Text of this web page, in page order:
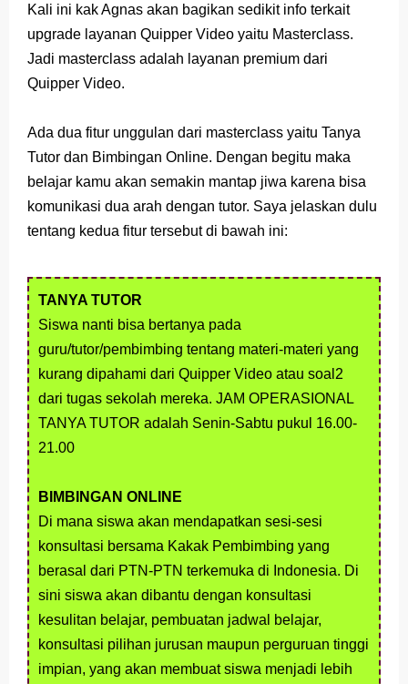
Pembahasan Soal OSN-K Geografi 2025 No 1-5
Bocoran 150 Bank Soal Dasar OSN Geografi 2026 Part 1 [Wajib Baca]
Bencana Banjir Bandang di Sumatra Salah Manusia
Gratis, Pre Test Online Calon Pejuang OSN Geografi 2026
50 Latihan Prediksi Soal TKA Sosiologi 2025 + Kunci
Prediksi Soal TKA Geografi Topik Konsep Geografi + Kunci
Ebook Prediksi 150 Soal TKA Geografi 2025 + Kunci Jawaban
3 Jurus Sakti Menaklukkan Soal TKA Geografi [Wajib Baca]
Menjadi Pengajar Jaman Sekarang Makin Berat
Sunday, 9 August
Kali ini kak Agnas akan bagikan sedikit info terkait
upgrade layanan Quipper Video yaitu Masterclass.
Jadi masterclass adalah layanan premium dari
Quipper Video.
Ada dua fitur unggulan dari masterclass yaitu Tanya
Tutor dan Bimbingan Online. Dengan begitu maka
belajar kamu akan semakin mantap jiwa karena bisa
komunikasi dua arah dengan tutor. Saya jelaskan dulu
tentang kedua fitur tersebut di bawah ini:
TANYA TUTOR
Siswa nanti bisa bertanya pada
guru/tutor/pembimbing tentang materi-materi yang
kurang dipahami dari Quipper Video atau soal2
dari tugas sekolah mereka. JAM OPERASIONAL
TANYA TUTOR adalah Senin-Sabtu pukul 16.00-
21.00
BIMBINGAN ONLINE
Di mana siswa akan mendapatkan sesi-sesi
konsultasi bersama Kakak Pembimbing yang
berasal dari PTN-PTN terkemuka di Indonesia. Di
sini siswa akan dibantu dengan konsultasi
kesulitan belajar, pembuatan jadwal belajar,
konsultasi pilihan jurusan maupun perguruan tinggi
impian, yang akan membuat siswa menjadi lebih